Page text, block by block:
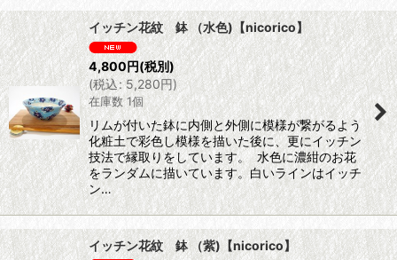
イッチン花紋 鉢 （水色)【nicorico】
4,800円(税別)
(税込: 5,280円)
在庫数 1個
リムが付いた鉢に内側と外側に模様が繋がるよう
化粧土で彩色し模様を描いた後に、更にイッチン
技法で縁取りをしています。 水色に濃紺のお花
をランダムに描いています。白いラインはイッチ
ン…
イッチン花紋 鉢 （紫)【nicorico】